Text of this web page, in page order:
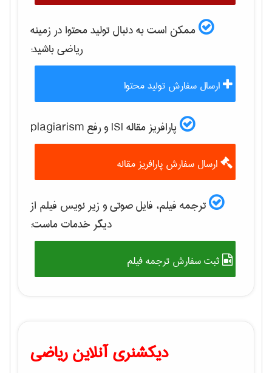
ممکن است به دنبال تولید محتوا در زمینه
رياضیباشید:
ارسال سفارش تولید محتوا
پارافریز مقاله ISI و رفع plagiarism
ارسال سفارش پارافریز مقاله
ترجمه فیلم، فایل صوتی و زیر نویس فیلم از
دیگر خدمات ماست:
ثبت سفارش ترجمه فیلم
دیکشنری آنلاین ریاضی